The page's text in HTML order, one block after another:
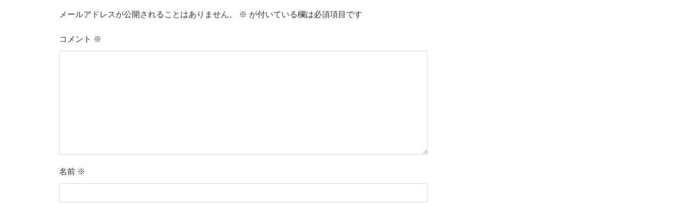
メールアドレスが公開されることはありません。 ※ が付いている欄は必須項目です
コメント ※
名前 ※